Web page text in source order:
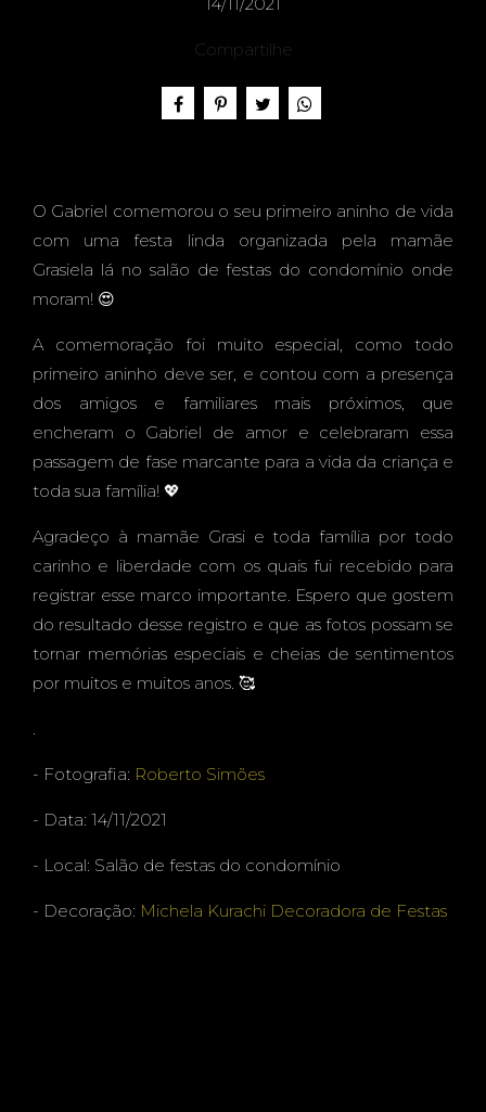
INFAN
TIL -
GABRI
EL, 1
ANO -
FESTA
NO
Compartilhe
O Gabriel comemorou o seu primeiro aninho de vida
com uma festa linda organizada pela mamãe
Grasiela lá no salão de festas do condomínio onde
moram! 😍
A comemoração foi muito especial, como todo
primeiro aninho deve ser, e contou com a presença
dos amigos e familiares mais próximos, que
encheram o Gabriel de amor e celebraram essa
passagem de fase marcante para a vida da criança e
toda sua família! 💖
Agradeço à mamãe Grasi e toda família por todo
carinho e liberdade com os quais fui recebido para
registrar esse marco importante. Espero que gostem
do resultado desse registro e que as fotos possam se
tornar memórias especiais e cheias de sentimentos
por muitos e muitos anos. 🥰
.
- Fotografia: Roberto Simões
- Data: 14/11/2021
- Local: Salão de festas do condomínio
- Decoração: Michela Kurachi Decoradora de Festas